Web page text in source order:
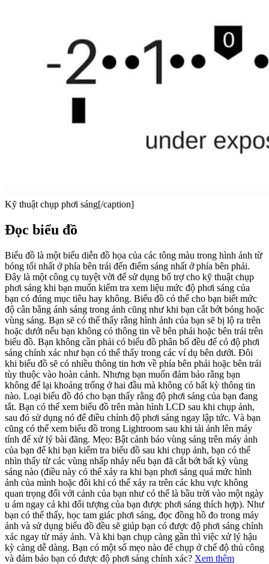
Kỹ thuật chụp phơi sáng[/caption]
Đọc biểu đồ
Biểu đồ là một biểu diễn đồ họa của các tông màu trong hình ảnh từ
bóng tối nhất ở phía bên trái đến điểm sáng nhất ở phía bên phải.
Đây là một công cụ tuyệt vời để sử dụng bổ trợ cho kỹ thuật chụp
phơi sáng khi bạn muốn kiểm tra xem liệu mức độ phơi sáng của
bạn có đúng mục tiêu hay không. Biểu đồ có thể cho bạn biết mức
độ cân bằng ánh sáng trong ảnh cũng như khi bạn cắt bớt bóng hoặc
vùng sáng. Bạn sẽ có thể thấy rằng hình ảnh của bạn sẽ bị lộ ra trên
hoặc dưới nếu bạn không có thông tin về bên phải hoặc bên trái trên
biểu đồ. Bạn không cần phải có biểu đồ phân bố đều để có độ phơi
sáng chính xác như bạn có thể thấy trong các ví dụ bên dưới. Đôi
khi biểu đồ sẽ có nhiều thông tin hơn về phía bên phải hoặc bên trái
tùy thuộc vào hoàn cảnh. Nhưng bạn muốn đảm bảo rằng bạn
không để lại khoảng trống ở hai đầu mà không có bất kỳ thông tin
nào. Loại biểu đồ đó cho bạn thấy rằng độ phơi sáng của bạn đang
tắt. Bạn có thể xem biểu đồ trên màn hình LCD sau khi chụp ảnh,
sau đó sử dụng nó để điều chỉnh độ phơi sáng ngay lập tức. Và bạn
cũng có thể xem biểu đồ trong Lightroom sau khi tải ảnh lên máy
tính để xử lý bài đăng. Mẹo: Bật cảnh báo vùng sáng trên máy ảnh
của bạn để khi bạn kiểm tra biểu đồ sau khi chụp ảnh, bạn có thể
nhìn thấy từ các vùng nhấp nháy nếu bạn đã cắt bớt bất kỳ vùng
sáng nào (điều này có thể xảy ra khi bạn phơi sáng quá mức hình
ảnh của mình hoặc đôi khi có thể xảy ra trên các khu vực không
quan trọng đối với cảnh của bạn như có thể là bầu trời vào một ngày
u ám ngay cả khi đối tượng của bạn được phơi sáng thích hợp). Như
bạn có thể thấy, học tam giác phơi sáng, đọc đồng hồ đo trong máy
ảnh và sử dụng biểu đồ đều sẽ giúp bạn có được độ phơi sáng chính
xác ngay từ máy ảnh. Và khi bạn chụp càng gần thì việc xử lý hậu
kỳ càng dễ dàng. Bạn có một số mẹo nào để chụp ở chế độ thủ công
và đảm bảo bạn có được độ phơi sáng chính xác? Xem thêm